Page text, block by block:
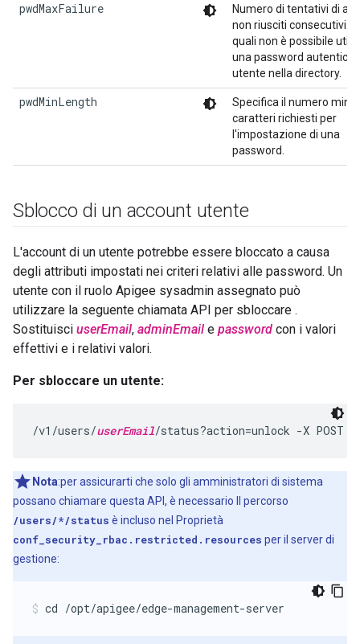
pwdMaxFailure
Numero di tentativi di
non riusciti consecutivi
quali non è possibile
una password
utente nella directory.
pwdMinLength
Specifica il numero
caratteri richiesti per
l'impostazione di una
password.
Sblocco di un account utente
L'account di un utente potrebbe essere bloccato a causa
degli attributi impostati nei criteri relativi alle password. Un
utente con il ruolo Apigee sysadmin assegnato può
utilizzare la seguente chiamata API per sbloccare .
Sostituisci userEmail, adminEmail e password con i valori
effettivi e i relativi valori.
Per sbloccare un utente:
/v1/users/userEmail/status?action=unlock -X POST
Nota:per assicurarti che solo gli amministratori di sistema
possano chiamare questa API, è necessario Il percorso
/users/*/status è incluso nel Proprietà
conf_security_rbac.restricted.resources per il server di
gestione:
cd /opt/apigee/edge-management-server